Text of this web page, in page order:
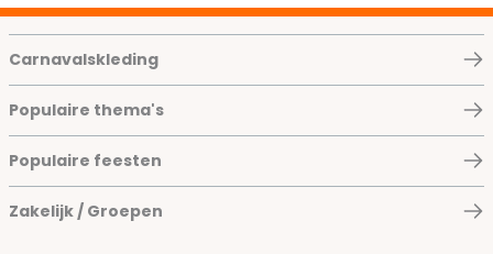
Carnavalskleding
Populaire thema's
Populaire feesten
Zakelijk / Groepen